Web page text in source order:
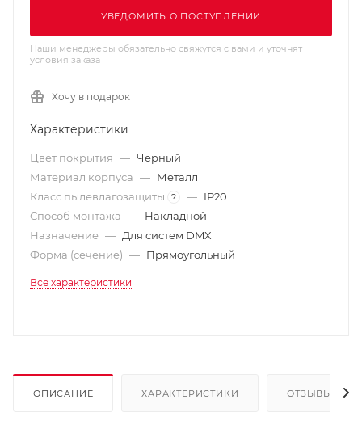
УВЕДОМИТЬ О ПОСТУПЛЕНИИ
Наши менеджеры обязательно свяжутся с вами и уточнят
условия заказа
Хочу в подарок
Характеристики
Цвет покрытия — Черный
Материал корпуса — Металл
Класс пылевлагозащиты
? — IP20
Способ монтажа — Накладной
Назначение — Для систем DMX
Форма (сечение) — Прямоугольный
Все характеристики
ОПИСАНИЕ ХАРАКТЕРИСТИКИ ОТЗЫВЫ